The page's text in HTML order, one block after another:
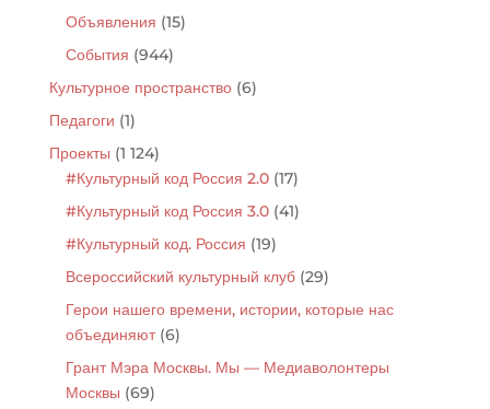
Объявления (15)
События (944)
Культурное пространство(6)
Педагоги (1)
Проекты (1 124)
#Культурный код Россия 2.0(17)
#Культурный код Россия 3.0(41)
#Культурный код. Россия (19)
Всероссийский культурный клуб(29)
Герои нашего времени, истории, которые нас
объединяют(6)
Грант Мэра Москвы. Мы — Медиаволонтеры
Москвы (69)